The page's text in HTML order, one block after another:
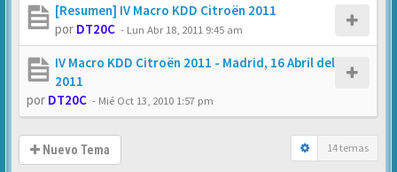
[Resumen] IV Macro KDD Citroën 2011
por DT20C - Lun Abr 18, 2011 9:45 am
IV Macro KDD Citroën 2011 - Madrid, 16 Abril del
2011
por DT20C - Mié Oct 13, 2010 1:57 pm
Nuevo Tema 14 temas